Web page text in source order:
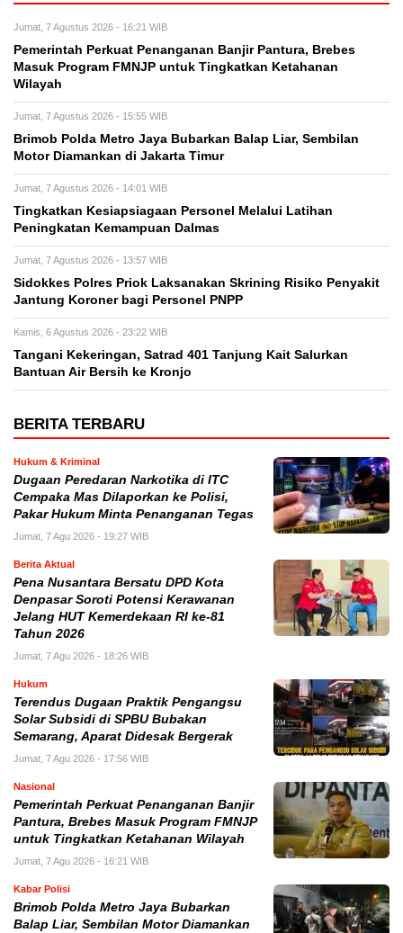
Jumat, 7 Agustus 2026 - 16:21 WIB
Pemerintah Perkuat Penanganan Banjir Pantura, Brebes
Masuk Program FMNJP untuk Tingkatkan Ketahanan
Wilayah
Jumat, 7 Agustus 2026 - 15:55 WIB
Brimob Polda Metro Jaya Bubarkan Balap Liar, Sembilan
Motor Diamankan di Jakarta Timur
Jumat, 7 Agustus 2026 - 14:01 WIB
Tingkatkan Kesiapsiagaan Personel Melalui Latihan
Peningkatan Kemampuan Dalmas
Jumat, 7 Agustus 2026 - 13:57 WIB
Sidokkes Polres Priok Laksanakan Skrining Risiko Penyakit
Jantung Koroner bagi Personel PNPP
Kamis, 6 Agustus 2026 - 23:22 WIB
Tangani Kekeringan, Satrad 401 Tanjung Kait Salurkan
Bantuan Air Bersih ke Kronjo
BERITA TERBARU
Hukum & Kriminal
Dugaan Peredaran Narkotika di ITC
Cempaka Mas Dilaporkan ke Polisi,
Pakar Hukum Minta Penanganan Tegas
Jumat, 7 Agu 2026 - 19:27 WIB
Berita Aktual
Pena Nusantara Bersatu DPD Kota
Denpasar Soroti Potensi Kerawanan
Jelang HUT Kemerdekaan RI ke-81
Tahun 2026
Jumat, 7 Agu 2026 - 18:26 WIB
Hukum
Terendus Dugaan Praktik Pengangsu
Solar Subsidi di SPBU Bubakan
Semarang, Aparat Didesak Bergerak
Jumat, 7 Agu 2026 - 17:56 WIB
Nasional
Pemerintah Perkuat Penanganan Banjir
Pantura, Brebes Masuk Program FMNJP
untuk Tingkatkan Ketahanan Wilayah
Jumat, 7 Agu 2026 - 16:21 WIB
Kabar Polisi
Brimob Polda Metro Jaya Bubarkan
Balap Liar, Sembilan Motor Diamankan